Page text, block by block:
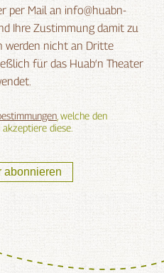
per Mail an info@huabn-
Ihre Zustimmung damit zu
werden nicht an Dritte
für das Huab‘n Theater
, welche den
diese.